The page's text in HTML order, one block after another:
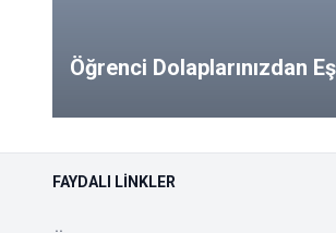
Öğrenci Dolaplarınızdan
FAYDALI LINKLER